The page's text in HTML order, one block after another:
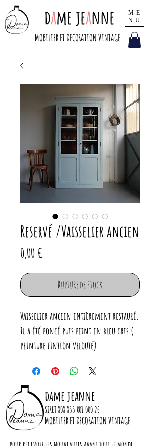
ME
NU
dame jeanne
MOBILIER ET DECORATION VINTAGE
Reservé /Vaisselier ancien
0,00 €
Rupture de stock
Vaisselier ancien entièrement restauré.
Il a été poncé puis peint en bleu gris (
peinture fintion velouté).
même teinte.
Serrure neuve
Vitres d'origine
dame jeanne
SIRET808 855 001 000 26
MOBILIER ET DECORATION VINTAGE